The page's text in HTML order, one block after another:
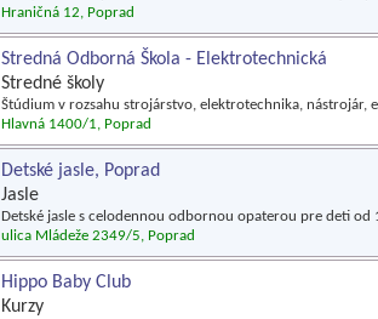
Hraničná 12, Poprad
Stredná Odborná Škola - Elektrotechnická
Stredné školy
Štúdium v rozsahu strojárstvo, elektrotechnika, nástrojár,
Hlavná 1400/1, Poprad
Detské jasle, Poprad
Jasle
Detské jasle s celodennou odbornou opaterou pre deti od
ulica Mládeže 2349/5, Poprad
Hippo Baby Club
Kurzy